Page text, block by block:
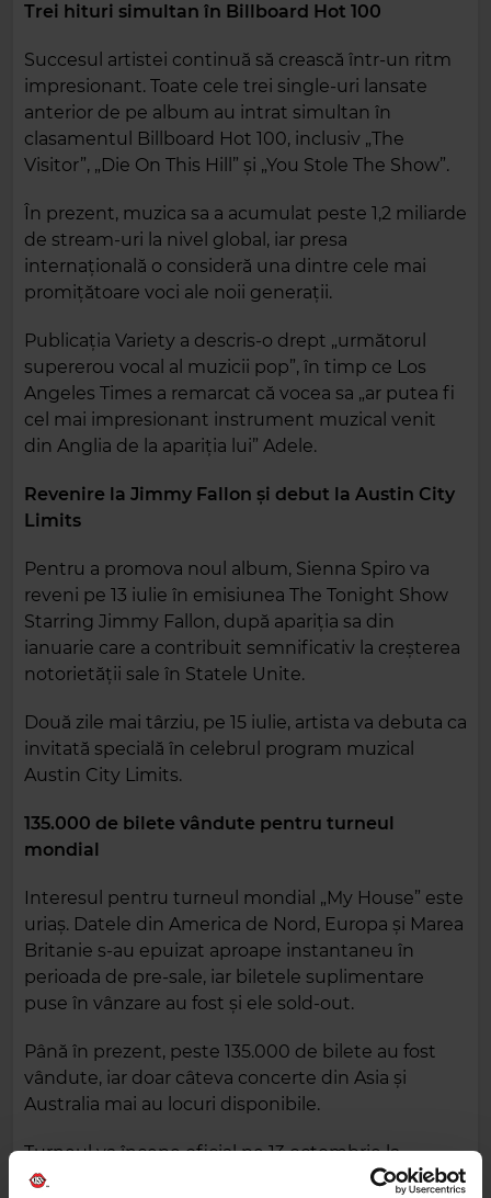
Trei hituri simultan în Billboard Hot 100
Succesul artistei continuă să crească într-un ritm
impresionant. Toate cele trei single-uri lansate
anterior de pe album au intrat simultan în
clasamentul Billboard Hot 100, inclusiv „The
Visitor”, „Die On This Hill” și „You Stole The Show”.
În prezent, muzica sa a acumulat peste 1,2 miliarde
de stream-uri la nivel global, iar presa
internațională o consideră una dintre cele mai
promițătoare voci ale noii generații.
Publicația Variety a descris-o drept „următorul
supererou vocal al muzicii pop”, în timp ce Los
Angeles Times a remarcat că vocea sa „ar putea fi
cel mai impresionant instrument muzical venit
din Anglia de la apariția lui” Adele.
Revenire la Jimmy Fallon și debut la Austin City
Limits
Pentru a promova noul album, Sienna Spiro va
reveni pe 13 iulie în emisiunea The Tonight Show
Starring Jimmy Fallon, după apariția sa din
ianuarie care a contribuit semnificativ la creșterea
notorietății sale în Statele Unite.
Două zile mai târziu, pe 15 iulie, artista va debuta ca
invitată specială în celebrul program muzical
Austin City Limits.
135.000 de bilete vândute pentru turneul
mondial
Interesul pentru turneul mondial „My House” este
uriaș. Datele din America de Nord, Europa și Marea
Britanie s-au epuizat aproape instantaneu în
perioada de pre-sale, iar biletele suplimentare
puse în vânzare au fost și ele sold-out.
Până în prezent, peste 135.000 de bilete au fost
vândute, iar doar câteva concerte din Asia și
Australia mai au locuri disponibile.
Turneul va începe oficial pe 13 octombrie la
celebrul Ryman Auditorium din Nashville și va